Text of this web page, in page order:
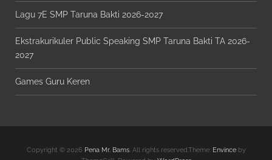
Lagu 7E SMP Taruna Bakti 2026-2027
Ekstrakurikuler Public Speaking SMP Taruna Bakti TA 2026-
2027
Games Guru Keren
Copyright © 2026 Pena Mr. Bams. All rights reserved.Theme: Envinceby